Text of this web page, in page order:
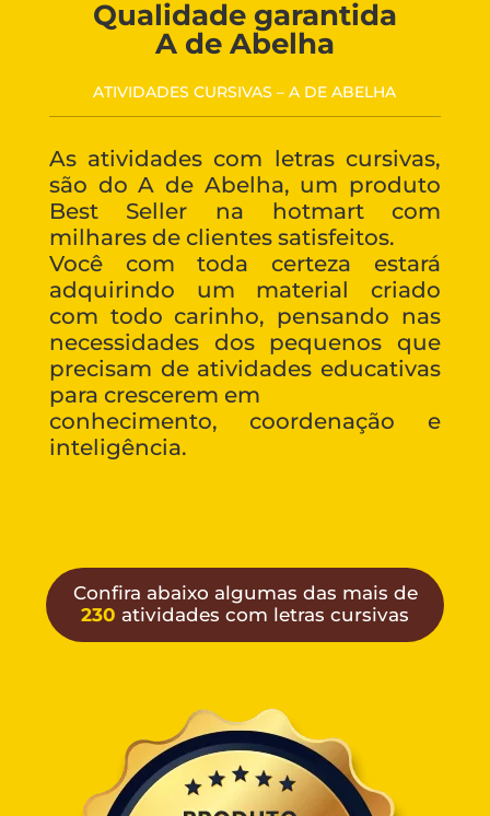
Qualidade garantida
A de Abelha
ATIVIDADES CURSIVAS – A DE ABELHA
As atividades com letras cursivas,
são do A de Abelha, um produto
Best Seller na hotmart com
milhares de clientes satisfeitos.
Você com toda certeza estará
adquirindo um material criado
com todo carinho, pensando nas
necessidades dos pequenos que
precisam de atividades educativas
para crescerem em
conhecimento, coordenação e
inteligência.
Confira abaixo algumas das mais de
230 atividades com letras cursivas